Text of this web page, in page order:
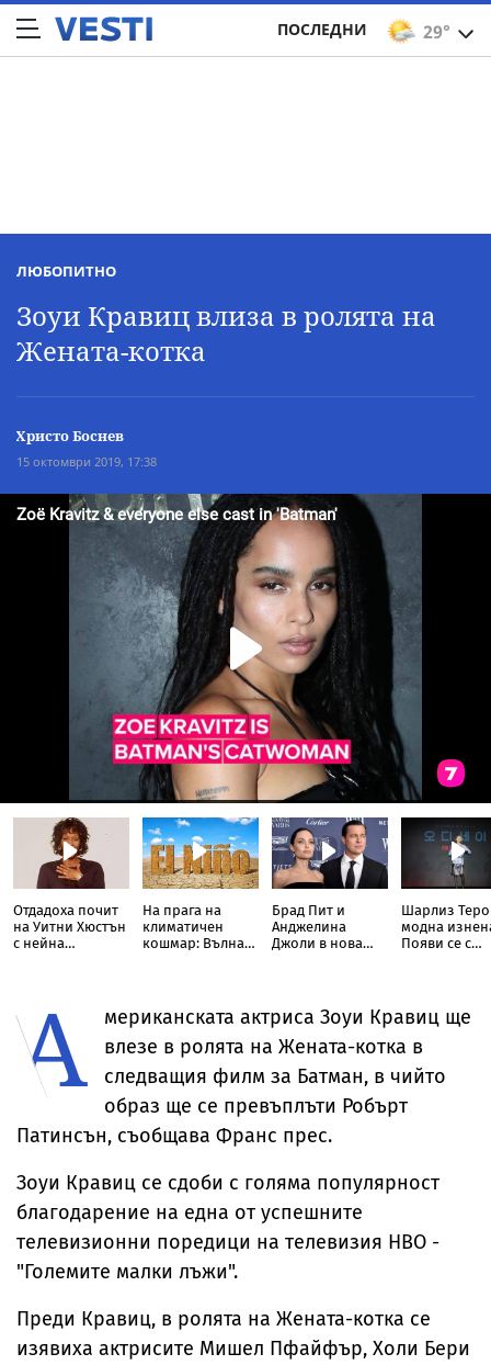
29°
ПОСЛЕДНИ
ЛЮБОПИТНО
Зоуи Кравиц влиза в ролята на
Жената-котка
Христо Боснев
15 октомври 2019, 17:38
Отдадоха почит
на Уитни Хюстън
с нейна
На прага на
климатичен
кошмар: Вълна
нива
Брад Пит и
Анджелина
Джоли в нова
Шарлиз
модна
Появи се с
А
мериканската актриса Зоуи Кравиц ще
влезе в ролята на Жената-котка в
следващия филм за Батман, в чийто
образ ще се превъплъти Робърт
Патинсън, съобщава Франс прес.
Зоуи Кравиц се сдоби с голяма популярност
благодарение на една от успешните
телевизионни поредици на телевизия HBO -
"Големите малки лъжи".
Преди Кравиц, в ролята на Жената-котка се
изявиха актрисите Мишел Пфайфър, Холи Бери